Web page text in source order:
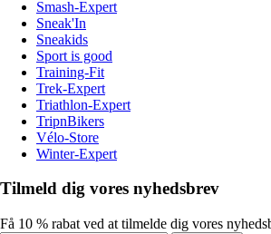
Smash-Expert
Sneak'In
Sneakids
Sport is good
Training-Fit
Trek-Expert
Triathlon-Expert
TripnBikers
Vélo-Store
Winter-Expert
Tilmeld dig vores nyhedsbrev
Få 10 % rabat ved at tilmelde dig vores